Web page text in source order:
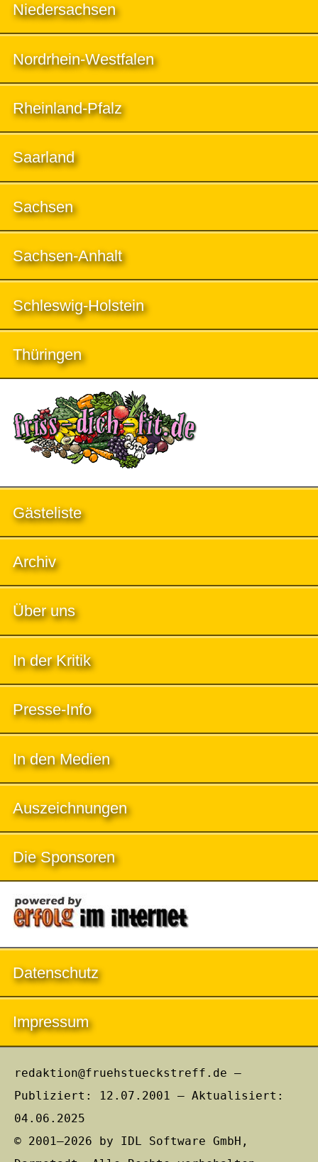
Niedersachsen
Nordrhein-Westfalen
Rheinland-Pfalz
Saarland
Sachsen
Sachsen-Anhalt
Schleswig-Holstein
Thüringen
Gästeliste
Archiv
Über uns
In der Kritik
Presse-Info
In den Medien
Auszeichnungen
Die Sponsoren
Datenschutz
Impressum
redaktion@fruehstueckstreff.de –
Publiziert: 12.07.2001 – Aktualisiert:
04.06.2025
© 2001–2026 by IDL Software GmbH,